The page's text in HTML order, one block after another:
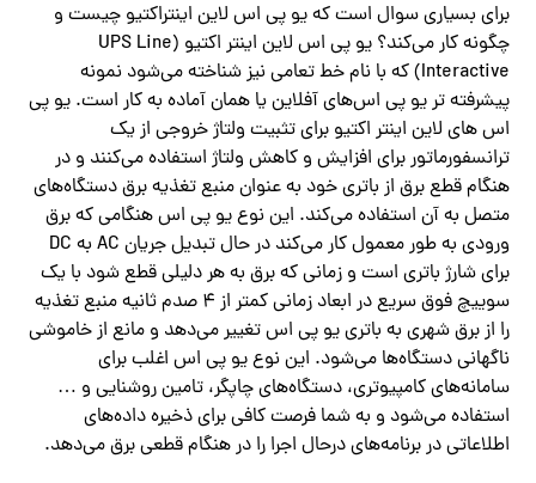
برای بسیاری سوال است که یو پی اس لاین اینتراکتیو چیست و
چگونه کار‌ می‌کند؟ یو پی اس لاین اینتر اکتیو (UPS Line
Interactive) که با نام خط تعامی نیز شناخته‌ می‌شود نمونه
پیشرفته تر یو پی اس‌های آفلاین یا همان آماده به کار است. یو پی
اس های لاین اینتر اکتیو برای تثبیت ولتاژ خروجی از یک
ترانسفورماتور برای افزایش و کاهش ولتاژ استفاده‌ می‌کنند و در
هنگام قطع برق از باتری خود به عنوان منبع تغذیه برق دستگاه‌های
متصل به آن استفاده‌ می‌کند. این نوع یو پی اس هنگامی که برق
ورودی به طور معمول کار‌ می‌کند در حال تبدیل جریان AC به DC
برای شارژ باتری است و زمانی که برق به هر دلیلی قطع شود با یک
سوییچ فوق سریع در ابعاد زمانی کمتر از ۴ صدم ثانیه منبع تغذیه
را از برق شهری به باتری یو پی اس تغییر‌ می‌دهد و مانع از خاموشی
ناگهانی دستگاه‌ها‌ می‌شود. این نوع یو پی اس اغلب برای
سامانه‌های کامپیوتری، دستگاه‌های چاپگر، تامین روشنایی و …
استفاده‌ می‌شود و به شما فرصت کافی برای ذخیره داده‌های
اطلاعاتی در برنامه‌های درحال اجرا را در هنگام قطعی برق‌ می‌دهد.